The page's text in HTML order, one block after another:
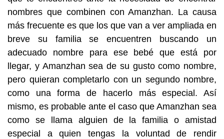
nombres que combinen con Amanzhan. La causa
más frecuente es que los que van a ver ampliada en
breve su familia se encuentren buscando un
adecuado nombre para ese bebé que está por
llegar, y Amanzhan sea de su gusto como nombre,
pero quieran completarlo con un segundo nombre,
como una forma de hacerlo más especial. Así
mismo, es probable ante el caso que Amanzhan sea
como se llama alguien de la familia o amistad
especial a quien tengas la voluntad de rendir